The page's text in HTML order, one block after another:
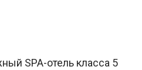
SPA-отель класса 5